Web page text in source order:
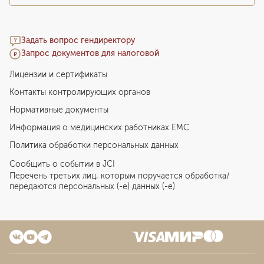
Задать вопрос гендиректору
Запрос документов для налоговой
Лицензии и сертификаты
Контакты контролирующих органов
Нормативные документы
Информация о медицинских работниках EMC
Политика обработки персональных данных
Сообщить о событии в JCI
Перечень третьих лиц, которым поручается обработка/
передаются персональных (-е) данных (-е)